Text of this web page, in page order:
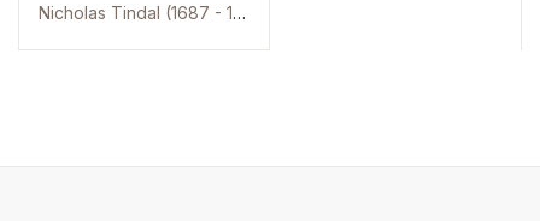
Nicholas Tindal (1687 - 1774)